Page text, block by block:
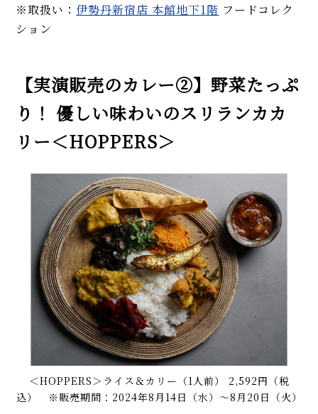
※取扱い： 伊勢丹新宿店 本館地下1階 フードコレク
ション
【実演販売のカレー②】野菜たっぷ
り！ 優しい味わいのスリランカカ
リー＜HOPPERS＞
＜HOPPERS＞ライス＆カリー（1人前） 2,592円（税
込） ※販売期間：2024年8月14日（水）～8月20日（火）